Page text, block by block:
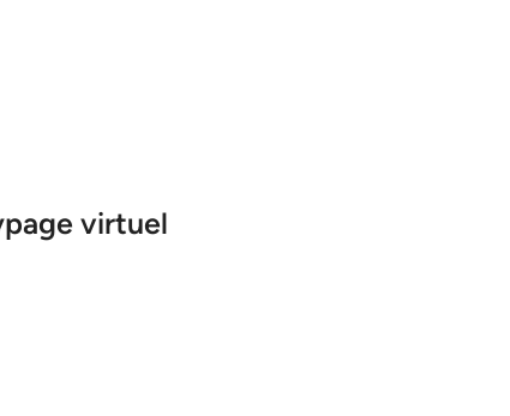
virtuel